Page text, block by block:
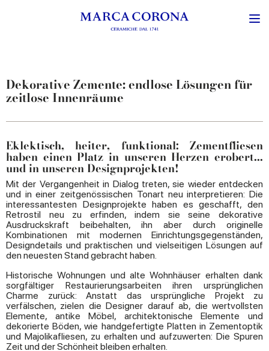
Dekorative Zemente: endlose Lösungen für
zeitlose Innenräume
Eklektisch, heiter, funktional: Zementfliesen
haben einen Platz in unseren Herzen erobert...
und in unseren Designprojekten!
Mit der Vergangenheit in Dialog treten, sie wieder entdecken
und in einer zeitgenössischen Tonart neu interpretieren: Die
interessantesten Designprojekte haben es geschafft, den
Retrostil neu zu erfinden, indem sie seine dekorative
Ausdruckskraft beibehalten, ihn aber durch originelle
Kombinationen mit modernen Einrichtungsgegenständen,
Designdetails und praktischen und vielseitigen Lösungen auf
den neuesten Stand gebracht haben.
Historische Wohnungen und alte Wohnhäuser erhalten dank
sorgfältiger Restaurierungsarbeiten ihren ursprünglichen
Charme zurück: Anstatt das ursprüngliche Projekt zu
verfälschen, zielen die Designer darauf ab, die wertvollsten
Elemente, antike Möbel, architektonische Elemente und
dekorierte Böden, wie handgefertigte Platten in Zementoptik
und Majolikafliesen, zu erhalten und aufzuwerten: Die Spuren
Zeit und der Schönheit bleiben erhalten.